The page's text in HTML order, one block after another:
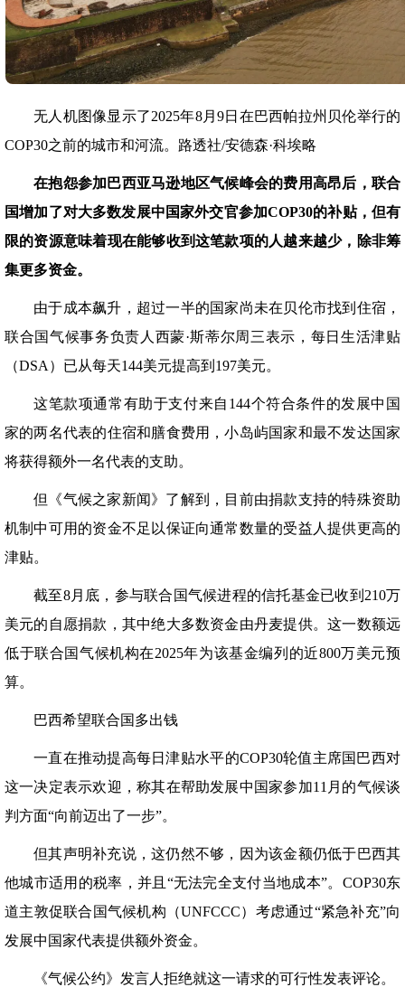
无人机图像显示了2025年8月9日在巴西帕拉州贝伦举行的
COP30之前的城市和河流。路透社/安德森·科埃略
在抱怨参加巴西亚马逊地区气候峰会的费用高昂后，联合
国增加了对大多数发展中国家外交官参加COP30的补贴，但有
限的资源意味着现在能够收到这笔款项的人越来越少，除非筹
集更多资金。
由于成本飙升，超过一半的国家尚未在贝伦市找到住宿，
联合国气候事务负责人西蒙·斯蒂尔周三表示，每日生活津贴
（DSA）已从每天144美元提高到197美元。
这笔款项通常有助于支付来自144个符合条件的发展中国
家的两名代表的住宿和膳食费用，小岛屿国家和最不发达国家
将获得额外一名代表的支助。
但《气候之家新闻》了解到，目前由捐款支持的特殊资助
机制中可用的资金不足以保证向通常数量的受益人提供更高的
津贴。
截至8月底，参与联合国气候进程的信托基金已收到210万
美元的自愿捐款，其中绝大多数资金由丹麦提供。这一数额远
低于联合国气候机构在2025年为该基金编列的近800万美元预
算。
巴西希望联合国多出钱
一直在推动提高每日津贴水平的COP30轮值主席国巴西对
这一决定表示欢迎，称其在帮助发展中国家参加11月的气候谈
判方面“向前迈出了一步”。
但其声明补充说，这仍然不够，因为该金额仍低于巴西其
他城市适用的税率，并且“无法完全支付当地成本”。COP30东
道主敦促联合国气候机构（UNFCCC）考虑通过“紧急补充”向
发展中国家代表提供额外资金。
《气候公约》发言人拒绝就这一请求的可行性发表评论。